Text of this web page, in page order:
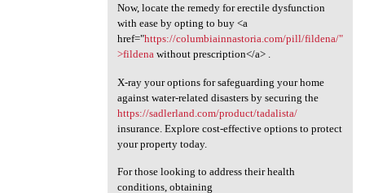
Now, locate the remedy for erectile dysfunction
with ease by opting to buy <a
href="https://columbiainnastoria.com/pill/fildena/"
>fildena without prescription</a> .
X-ray your options for safeguarding your home
against water-related disasters by securing the
https://sadlerland.com/product/tadalista/
insurance. Explore cost-effective options to protect
your property today.
For those looking to address their health
conditions, obtaining